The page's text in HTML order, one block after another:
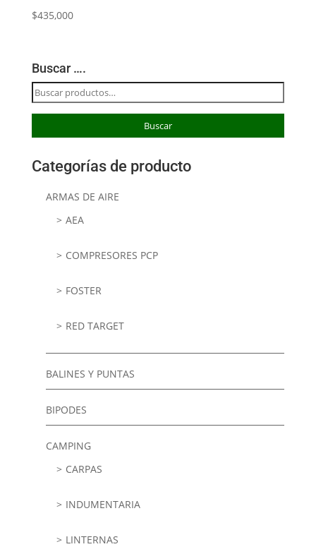
$435,000
Buscar ….
Buscar
por:
Buscar
Categorías de producto
ARMAS DE AIRE
AEA
COMPRESORES PCP
FOSTER
RED TARGET
BALINES Y PUNTAS
BIPODES
CAMPING
CARPAS
INDUMENTARIA
LINTERNAS